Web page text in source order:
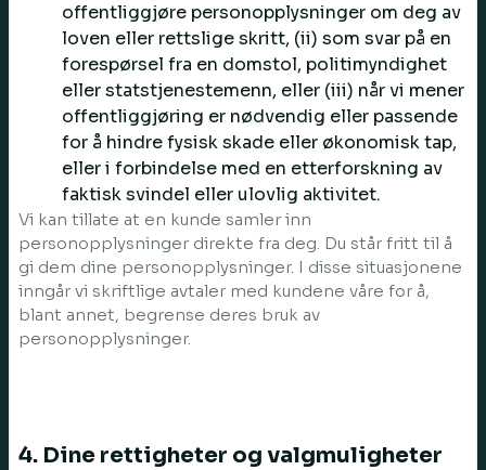
offentliggjøre personopplysninger om deg av
loven eller rettslige skritt, (ii) som svar på en
forespørsel fra en domstol, politimyndighet
eller statstjenestemenn, eller (iii) når vi mener
offentliggjøring er nødvendig eller passende
for å hindre fysisk skade eller økonomisk tap,
eller i forbindelse med en etterforskning av
faktisk svindel eller ulovlig aktivitet.
Vi kan tillate at en kunde samler inn
personopplysninger direkte fra deg. Du står fritt til å
gi dem dine personopplysninger. I disse situasjonene
inngår vi skriftlige avtaler med kundene våre for å,
blant annet, begrense deres bruk av
personopplysninger.
4. Dine rettigheter og valgmuligheter